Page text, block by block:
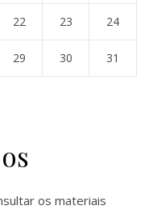
22 23 24
29 30 31
os materiais